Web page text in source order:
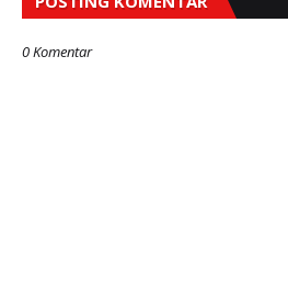
0 Komentar